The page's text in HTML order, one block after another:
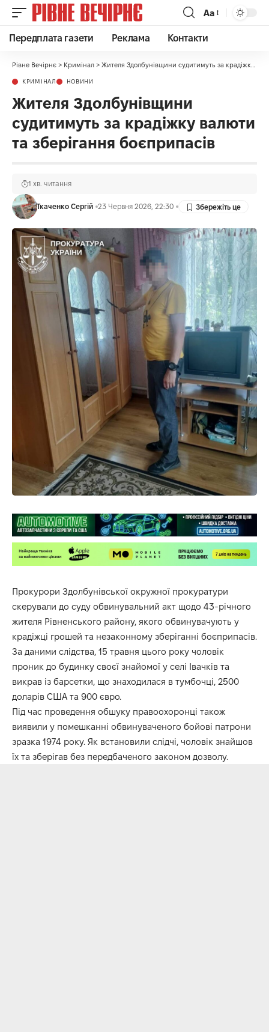
Аа
Передплата газети Реклама Контакти
Рівне Вечірнє > Кримінал > Жителя Здолбунівщини судитимуть за крадіжку валюти та зберігання боєприпасів
КРИМІНАЛ НОВИНИ
Жителя Здолбунівщини
судитимуть за крадіжку валюти
та зберігання боєприпасів
Ткаченко Сергій 23 Червня 2026, 22:30
1 хв. читання
Прокурори Здолбунівської окружної прокуратури
скерували до суду обвинувальний акт щодо 43-річного
жителя Рівненського району, якого обвинувачують у
крадіжці грошей та незаконному зберіганні боєприпасів.
За даними слідства, 15 травня цього року чоловік
проник до будинку своєї знайомої у селі Івачків та
викрав із барсетки, що знаходилася в тумбочці, 2500
доларів США та 900 євро.
Під час проведення обшуку правоохоронці також
виявили у помешканні обвинуваченого бойові патрони
зразка 1974 року. Як встановили слідчі, чоловік знайшов
їх та зберігав без передбаченого законом дозволу.